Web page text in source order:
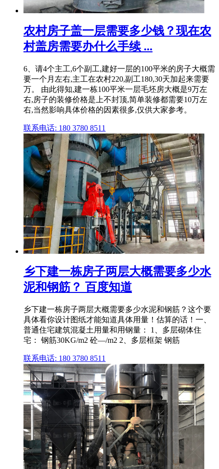
农村房子盖一层需要多少钱？现在农
村盖房需要办什么手续 ...
6、请4个主工,6个副工,建好一层的100平米的房子大概需
要一个月左右,主工在农村220,副工180,30天加起来需要
万。 由此得知,建一栋100平米一层毛坯房大概是9万左
右,房子的装修价格是上不封顶,简单装修都需要10万左
右,当然影响具体价格的因素很多,仅供大家参考。
联系电话: 180 3780 8511
乡下建一栋房子两层大概需要多少水
泥和钢筋？ 百度知道
乡下建一栋房子两层大概需要多少水泥和钢筋？这个要
具体看你设计图纸才能知道具体用量！估算的话！一、
普通住宅建筑混凝土用量和用钢量： 1、多层砌体住
宅： 钢筋30KG/m2 砼—/m2 2、多层框架 钢筋
联系电话: 180 3780 8511